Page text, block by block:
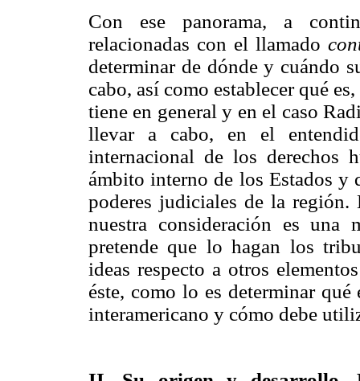
Con ese panorama, a
relacionadas con el llamado
determinar de dónde y cuándo
cabo, así como establecer qué
tiene en general y en el caso
llevar a cabo, en el
internacional de los derechos
ámbito interno de los Estados y
poderes judiciales de la
nuestra consideración es una
pretende que lo hagan los
ideas respecto a otros
éste, como lo es determinar
interamericano y cómo debe